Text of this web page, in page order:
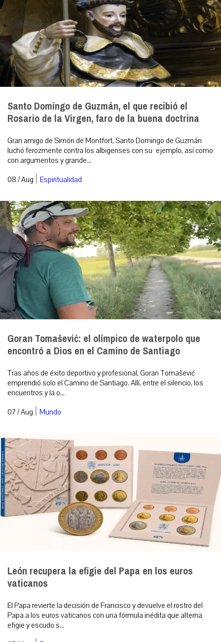
Santo Domingo de Guzmán, el que recibió el
Rosario de la Virgen, faro de la buena doctrina
Gran amigo de Simón de Montfort, Santo Domingo de Guzmán
luchó ferozmente contra los albigenses con su ejemplo, así como
con argumentos y grande...
08 / Aug | Espiritualidad
Goran Tomašević: el olímpico de waterpolo que
encontró a Dios en el Camino de Santiago
Tras años de éxito deportivo y profesional, Goran Tomašević
emprendió solo el Camino de Santiago. Allí, entre el silencio, los
encuentros y la o...
07 / Aug | Mundo
León recupera la efigie del Papa en los euros
vaticanos
El Papa revierte la decisión de Francisco y devuelve el rostro del
Papa a los euros vaticanos con una fórmula inédita que alterna
efigie y escudo s...